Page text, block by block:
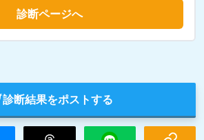
診断ページへ
診断結果をポストする